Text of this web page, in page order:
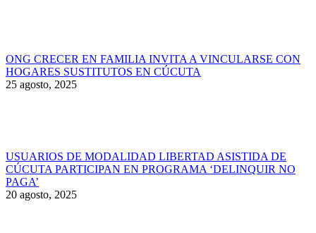
ONG CRECER EN FAMILIA INVITA A VINCULARSE CON
HOGARES SUSTITUTOS EN CÚCUTA
25 agosto, 2025
USUARIOS DE MODALIDAD LIBERTAD ASISTIDA DE
CÚCUTA PARTICIPAN EN PROGRAMA ‘DELINQUIR NO
PAGA’
20 agosto, 2025